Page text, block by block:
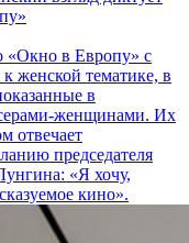
«Окно в Европу» с
к женской тематике, в
в
женщинами. Их
отвечает
председателя
«Я хочу,
кино».